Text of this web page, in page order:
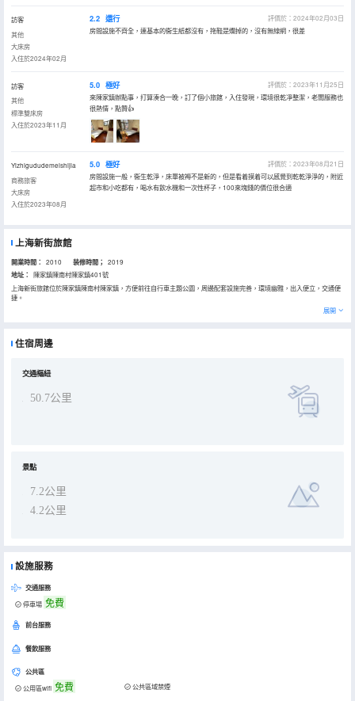
訪客
其他
大床房
入住於2024年02月
2.2 還行
評價於：2024年02月03日
房間設施不齊全，連基本的衞生紙都沒有，拖鞋是爛掉的，沒有無線網，很差
訪客
其他
標準雙床房
入住於2023年11月
5.0 極好
評價於：2023年11月25日
來陳家鎮辦點事，打算湊合一晚，訂了個小旅館，入住發現，環境很乾凈整潔，老闆服務也
很熱情，點贊👍
Yizhigududemeishijia
商務旅客
大床房
入住於2023年08月
5.0 極好
評價於：2023年08月21日
房間設施一般，衞生乾淨，床單被褥不是新的，但是看着摸着可以感覺到乾乾淨淨的，附近
超市和小吃都有，喝水有飲水機和一次性杯子，100來塊錢的價位很合適
上海新街旅館
開業時間： 2010 装修時間； 2019
地址：
陳家鎮陳南村陳家鎮401號
上海新街旅館位於陳家鎮陳南村陳家鎮，方便前往自行車主題公園，周邊配套設施完善，環境幽雅，出入便立，交通便
捷。
上海新街旅館客房清新舒適、乾淨簡潔，配備24小時熱水、普通分體空調電視機、淋浴等硬件設施，是旅客出行的不錯
展開
住宿周邊
交通樞紐
50.7公里
景點
7.2公里
4.2公里
設施服務
交通服務
停車場 免費
前台服務
餐飲服務
公共區
公用區wifi 免費 公共區域禁煙